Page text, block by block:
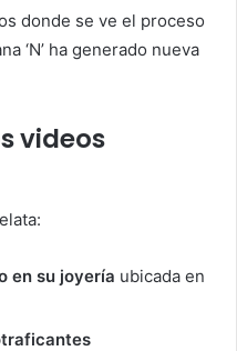
donde se ve el proceso
‘N’ ha generado nueva
videos
en su joyería ubicada en